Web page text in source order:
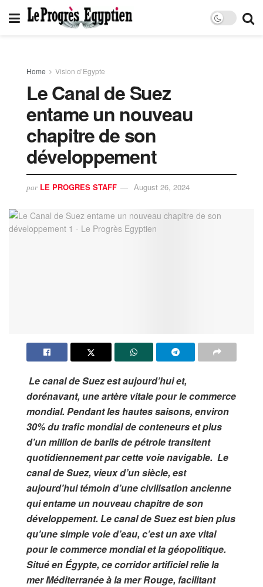
Home Vision d’Egypte
Le Canal de Suez
entame un nouveau
chapitre de son
développement
par LE PROGRES STAFF August 26, 2024
Le canal de Suez est aujourd’hui et,
dorénavant, une artère vitale pour le commerce
mondial. Pendant les hautes saisons, environ
30% du trafic mondial de conteneurs et plus
d’un million de barils de pétrole transitent
quotidiennement par cette voie navigable. Le
canal de Suez, vieux d’un siècle, est
aujourd’hui témoin d’une civilisation ancienne
qui entame un nouveau chapitre de son
développement. Le canal de Suez est bien plus
qu’une simple voie d’eau, c’est un axe vital
pour le commerce mondial et la géopolitique.
Situé en Égypte, ce corridor artificiel relie la
mer Méditerranée à la mer Rouge, facilitant